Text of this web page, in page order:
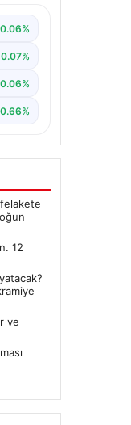
felakete
12
ve